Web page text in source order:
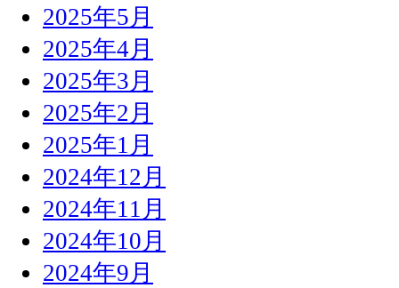
2025年5月
2025年4月
2025年3月
2025年2月
2025年1月
2024年12月
2024年11月
2024年10月
2024年9月